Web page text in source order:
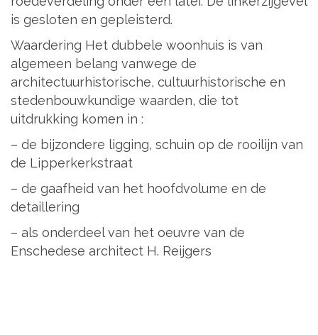
is gesloten en gepleisterd.
Waardering Het dubbele woonhuis is van
algemeen belang vanwege de
architectuurhistorische, cultuurhistorische en
stedenbouwkundige waarden, die tot
uitdrukking komen in :
– de bijzondere ligging, schuin op de rooilijn van
de Lipperkerkstraat
– de gaafheid van het hoofdvolume en de
detaillering
– als onderdeel van het oeuvre van de
Enschedese architect H. Reijgers